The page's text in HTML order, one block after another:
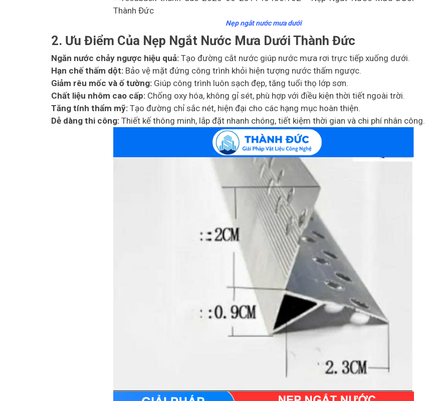
Nẹp ngắt nước mưa dưới
2. Ưu Điểm Của Nẹp Ngắt Nước Mưa Dưới Thành Đức
Ngăn nước chảy ngược hiệu quả: Tạo đường cắt nước giúp nước mưa rơi trực tiếp xuống dưới.
Hạn chế thấm dột: Bảo vệ mặt đứng công trình khỏi hiện tượng nước thấm ngược.
Giảm rêu mốc và ố tường: Giúp công trình luôn sạch đẹp, tăng tuổi thọ lớp sơn.
Chất liệu nhôm cao cấp: Chống oxy hóa, không gỉ sét, phù hợp với điều kiện thời tiết ngoài trời.
Tăng tính thẩm mỹ: Tạo đường chỉ sắc nét, hiện đại cho các hạng mục hoàn thiện.
Dễ dàng thi công: Thiết kế thông minh, lắp đặt nhanh chóng, tiết kiệm thời gian và chi phí nhân công.